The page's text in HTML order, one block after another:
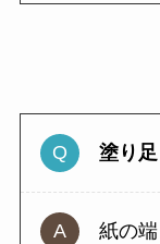
塗り
紙の